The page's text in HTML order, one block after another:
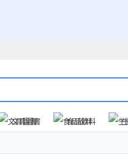
文具圖書
食品飲料